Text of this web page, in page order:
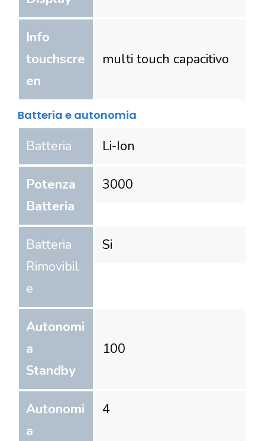
Info
touchscre
en
multi touch capacitivo
Batteria e autonomia
Batteria Li-Ion
Potenza
Batteria
3000
Batteria
Rimovibil
e
Si
Autonomi
a
Standby
100
Autonomi
a
4